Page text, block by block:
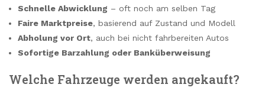
Schnelle Abwicklung – oft noch am selben Tag
Faire Marktpreise, basierend auf Zustand und Modell
Abholung vor Ort, auch bei nicht fahrbereiten Autos
Sofortige Barzahlung oder Banküberweisung
Welche Fahrzeuge werden angekauft?